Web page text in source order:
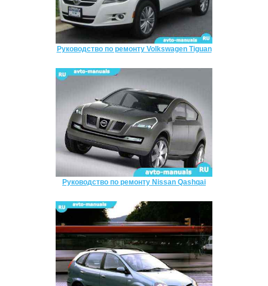
Руководство по ремонту Volkswagen Tiguan
Руководство по ремонту Nissan Qashqai